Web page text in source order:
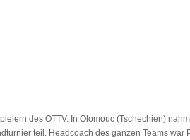
des OTTV. In Olomouc (Tschechien)
teil. Headcoach des ganzen Teams war